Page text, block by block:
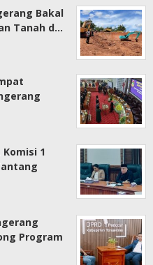
Bakal
Tanah d…
1
Program